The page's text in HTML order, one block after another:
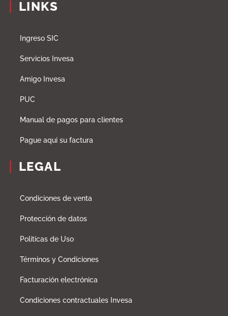
LINKS
Ingreso SIC
Servicios Invesa
Amigo Invesa
PUC
Manual de pagos para clientes
Pague aqui su factura
LEGAL
Condiciones de venta
Protección de datos
Políticas de Uso
Términos y Condiciones
Facturación electrónica
Condiciones contractuales Invesa